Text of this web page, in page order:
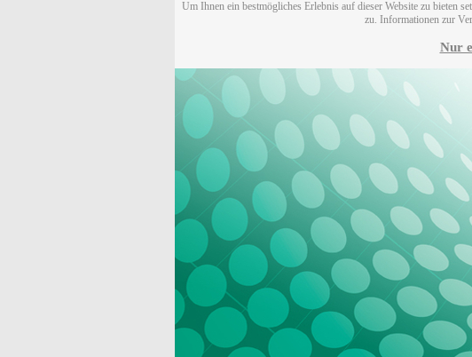
Um Ihnen ein bestmögliches Erlebnis auf dieser Website zu bieten
zu. Informationen zur
Nur